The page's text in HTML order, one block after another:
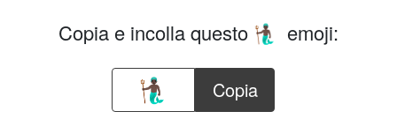
Copia e incolla questo 🧜🏿‍♂️ emoji:
Copia